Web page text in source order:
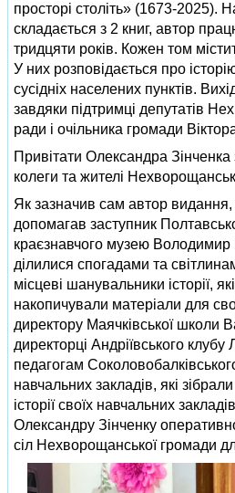
просторі століть» (1673-2025).
складається з 2 книг, автор
тридцяти років. Кожен том
У них розповідається про
сусідніх населених пунктів.
завдяки підтримці депутатів
ради і очільника громади
Привітати Олександра Зінченка
колеги та жителі
Як зазначив сам автор
допомагав заступник
краєзнавчого музею Володимир
ділилися спогадами та
місцеві шанувальники історії,
накопичували матеріали для
директору Маячківської школи
директорці Андріївського
педагогам
навчальних закладів, які
історії своїх навчальних
Олександру Зінченку
сіл Нехворощанської громади